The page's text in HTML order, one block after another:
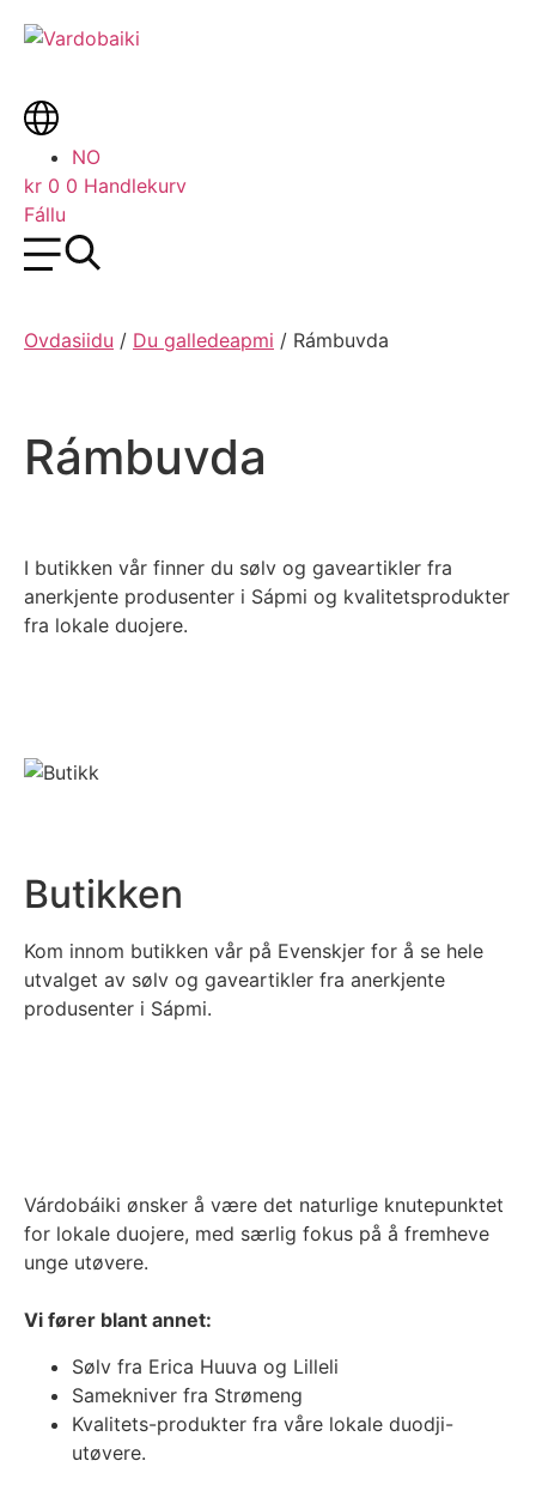
Suorggit.
Várdobáikkkis
leat
guhtta
doaibmasuorggi;
musea,
ja
opmodat.
NO
kr 0 0 Handlekurv
Fállu
Ovdasiidu / Du galledeapmi / Rámbuvda
Rámbuvda
I butikken vår finner du sølv og gaveartikler fra
anerkjente produsenter i Sápmi og kvalitetsprodukter
fra lokale duojere.
Butikken
Kom innom butikken vår på Evenskjer for å se hele
utvalget av sølv og gaveartikler fra anerkjente
produsenter i Sápmi.
Várdobáiki ønsker å være det naturlige knutepunktet
for lokale duojere, med særlig fokus på å fremheve
unge utøvere.
Vi fører blant annet:
Sølv fra Erica Huuva og Lilleli
Samekniver fra Strømeng
Kvalitets-produkter fra våre lokale duodji-
utøvere.